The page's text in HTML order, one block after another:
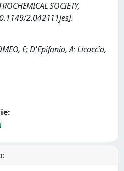
SOCIETY,
2.042111jes].
E; D'Epifanio, A; Licoccia,